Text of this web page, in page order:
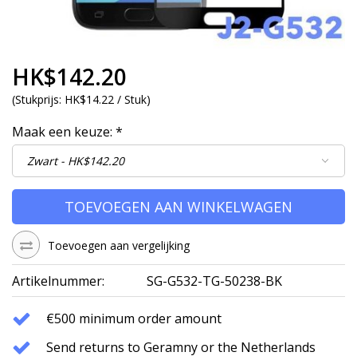
HK$142.20
(Stukprijs: HK$14.22 / Stuk)
Maak een keuze: *
TOEVOEGEN AAN WINKELWAGEN
Toevoegen aan vergelijking
Artikelnummer: SG-G532-TG-50238-BK
€500 minimum order amount
Send returns to Geramny or the Netherlands